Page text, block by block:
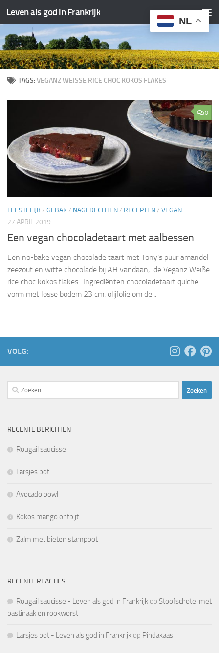
Doorgaan naar inhoud
Leven als god in Frankrijk
TAGS:VE­GANZ WEISSE RI­CE CHOC KO­KOS FLA­KES
0
FEESTELIJK/ GEBAK/ NAGERECHTEN/ RECEPTEN/ VEGAN
27 APRIL 2019
Een vegan chocoladetaart met aalbessen
Een no-bake vegan chocolade taart met Tony’s puur amandel
zeezout en witte chocolade bij AH vandaan, de Ve­ganz Weiße
ri­ce choc ko­kos fla­kes.. Ingrediënten chocoladetaart quiche
vorm met losse bodem 23 cm: olijfolie om de...
VOLG:
Zoeken
naar:
RECENTE BERICHTEN
Rougail saucisse
Larsjes pot
Avocado bowl
Kokos mango ontbijt
Zalm met bieten stamppot
RECENTE REACTIES
Rougail saucisse - Leven als god in Frankrijk op Stoofschotel met
pastinaak en rookworst
Larsjes pot - Leven als god in Frankrijk op Pindakaas
NL